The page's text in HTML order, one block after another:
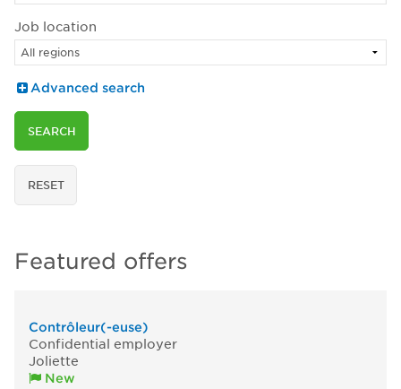
Job location
Advanced search
SEARCH
RESET
Featured offers
Contrôleur(-euse)
Confidential employer
Joliette
New